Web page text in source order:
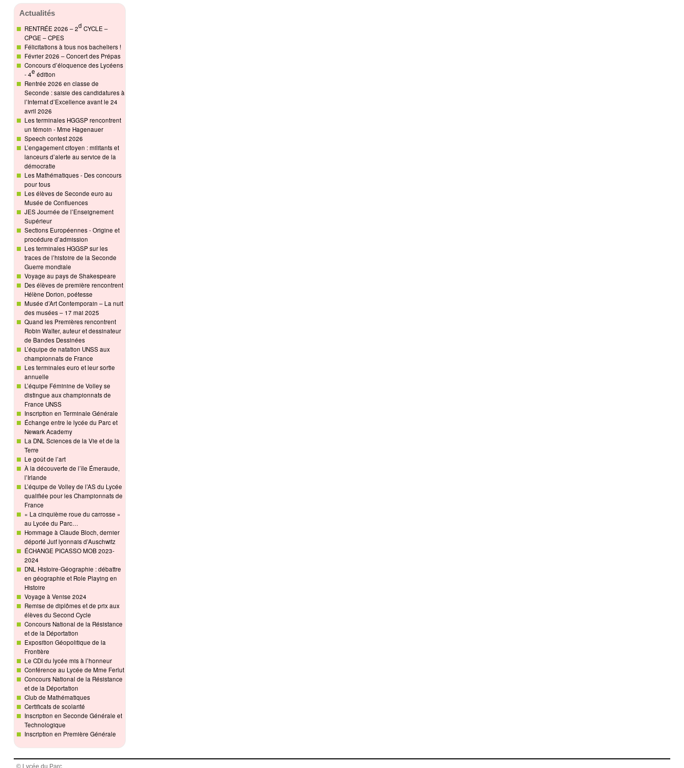
Actualités
RENTRÉE 2026 – 2d CYCLE –
CPGE – CPES
Félicitations à tous nos bacheliers !
Février 2026 – Concert des Prépas
Concours d’éloquence des Lycéens
- 4e édition
Rentrée 2026 en classe de
Seconde : saisie des candidatures à
l’Internat d’Excellence avant le 24
avril 2026
Les terminales HGGSP rencontrent
un témoin - Mme Hagenauer
Speech contest 2026
L’engagement citoyen : militants et
lanceurs d’alerte au service de la
démocratie
Les Mathématiques - Des concours
pour tous
Les élèves de Seconde euro au
Musée de Confluences
JES Journée de l’Enseignement
Supérieur
Sections Européennes - Origine et
procédure d’admission
Les terminales HGGSP sur les
traces de l’histoire de la Seconde
Guerre mondiale
Voyage au pays de Shakespeare
Des élèves de première rencontrent
Hélène Dorion, poétesse
Musée d’Art Contemporain – La nuit
des musées – 17 mai 2025
Quand les Premières rencontrent
Robin Walter, auteur et dessinateur
de Bandes Dessinées
L’équipe de natation UNSS aux
championnats de France
Les terminales euro et leur sortie
annuelle
L’équipe Féminine de Volley se
distingue aux championnats de
France UNSS
Inscription en Terminale Générale
Échange entre le lycée du Parc et
Newark Academy
La DNL Sciences de la Vie et de la
Terre
Le goût de l’art
À la découverte de l’île Émeraude,
l’Irlande
L’équipe de Volley de l’AS du Lycée
qualifiée pour les Championnats de
France
« La cinquième roue du carrosse »
au Lycée du Parc…
Hommage à Claude Bloch, dernier
déporté Juif lyonnais d’Auschwitz
ÉCHANGE PICASSO MOB 2023-
2024
DNL Histoire-Géographie : débattre
en géographie et Role Playing en
Histoire
Voyage à Venise 2024
Remise de diplômes et de prix aux
élèves du Second Cycle
Concours National de la Résistance
et de la Déportation
Exposition Géopolitique de la
Frontière
Le CDI du lycée mis à l’honneur
Conférence au Lycée de Mme Ferlut
Concours National de la Résistance
et de la Déportation
Club de Mathématiques
Certificats de scolarité
Inscription en Seconde Générale et
Technologique
Inscription en Première Générale
© Lycée du Parc